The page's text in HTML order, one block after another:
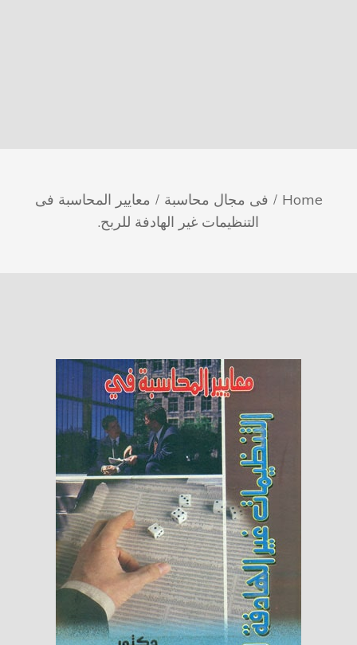
Home فى مجال محاسبة
معايير المحاسبة فى
التنظيمات غير الهادفة للربح.